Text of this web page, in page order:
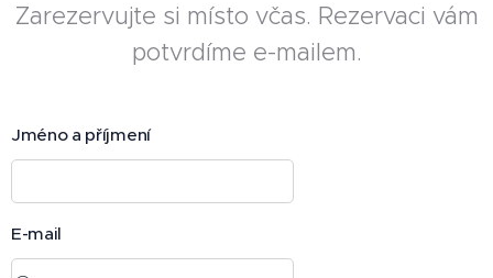
Zarezervujte si místo včas. Rezervaci vám
potvrdíme e-mailem.
Jméno a příjmení
E-mail